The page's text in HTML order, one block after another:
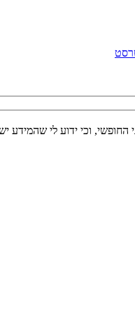
וכי ידוע לי שהמידע